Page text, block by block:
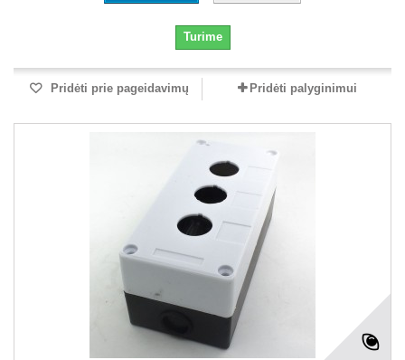
Turime
Pridėti prie pageidavimų Pridėti palyginimui